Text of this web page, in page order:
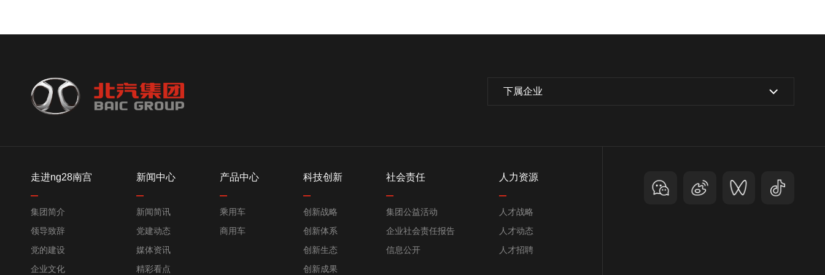
下属企业
走进ng28南宫
集团简介
领导致辞
党的建设
企业文化
新闻中心
新闻简讯
党建动态
媒体资讯
精彩看点
产品中心
乘用车
商用车
科技创新
创新战略
创新体系
创新生态
创新成果
社会责任
集团公益活动
企业社会责任报告
信息公开
人力资源
人才战略
人才动态
人才招聘